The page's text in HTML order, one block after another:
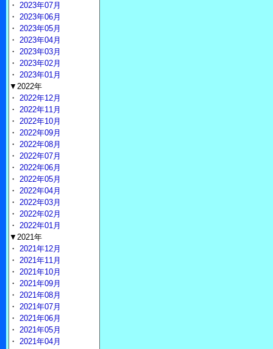
・ 2023年07月
・ 2023年06月
・ 2023年05月
・ 2023年04月
・ 2023年03月
・ 2023年02月
・ 2023年01月
▼2022年
・ 2022年12月
・ 2022年11月
・ 2022年10月
・ 2022年09月
・ 2022年08月
・ 2022年07月
・ 2022年06月
・ 2022年05月
・ 2022年04月
・ 2022年03月
・ 2022年02月
・ 2022年01月
▼2021年
・ 2021年12月
・ 2021年11月
・ 2021年10月
・ 2021年09月
・ 2021年08月
・ 2021年07月
・ 2021年06月
・ 2021年05月
・ 2021年04月